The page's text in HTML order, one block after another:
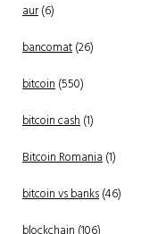
aur(6)
bancomat(26)
bitcoin(550)
bitcoin cash(1)
Bitcoin Romania(1)
bitcoin vs banks(46)